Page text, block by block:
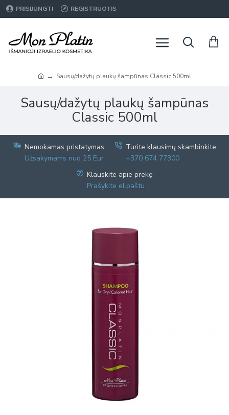
PRISIJUNGTI REGISTRUOTIS
Sausų/dažytų plaukų šampūnas Classic 500ml
Sausų/dažytų plaukų šampūnas
Classic 500ml
Nemokamas pristatymas
Užsakymams nuo 25 Eur
Turite klausimų skambinkite
+370 674 77300
Klauskite apie prekę
Prašykite el.paštu